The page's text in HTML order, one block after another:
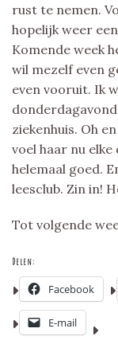
rust te nemen.
hopelijk weer
Komende week
wil mezelf even
even vooruit. Ik
ziekenhuis. Oh
voel haar nu elke
helemaal goed.
leesclub. Zin in!
Tot volgende
Delen:
Facebook
E-mail